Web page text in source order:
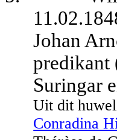
Johan
predikant
Suringar
Uit dit
Conradina